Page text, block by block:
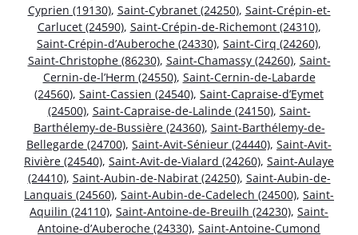
Cyprien (19130), Saint-Cybranet (24250), Saint-Crépin-et-
Carlucet (24590), Saint-Crépin-de-Richemont (24310),
Saint-Crépin-d’Auberoche (24330), Saint-Cirq (24260),
Saint-Christophe (86230), Saint-Chamassy (24260), Saint-
Cernin-de-l’Herm (24550), Saint-Cernin-de-Labarde
(24560), Saint-Cassien (24540), Saint-Capraise-d’Eymet
(24500), Saint-Capraise-de-Lalinde (24150), Saint-
Barthélemy-de-Bussière (24360), Saint-Barthélemy-de-
Bellegarde (24700), Saint-Avit-Sénieur (24440), Saint-Avit-
Rivière (24540), Saint-Avit-de-Vialard (24260), Saint-Aulaye
(24410), Saint-Aubin-de-Nabirat (24250), Saint-Aubin-de-
Lanquais (24560), Saint-Aubin-de-Cadelech (24500), Saint-
Aquilin (24110), Saint-Antoine-de-Breuilh (24230), Saint-
Antoine-d’Auberoche (24330), Saint-Antoine-Cumond